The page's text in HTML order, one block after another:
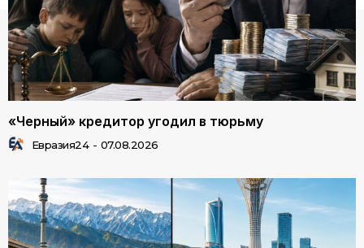
«Черный» кредитор угодил в тюрьму
Евразия24 - 07.08.2026